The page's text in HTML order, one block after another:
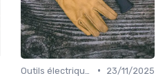
•
23/11/2025